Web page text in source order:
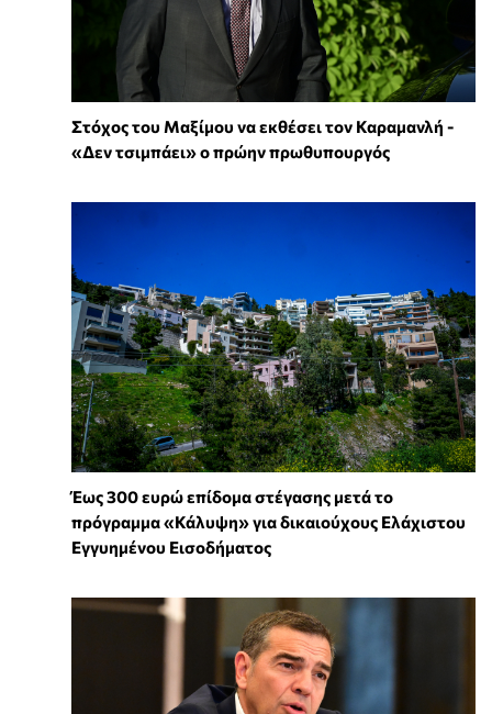
Στόχος του Μαξίμου να εκθέσει τον Καραμανλή -
«Δεν τσιμπάει» ο πρώην πρωθυπουργός
Έως 300 ευρώ επίδομα στέγασης μετά το
πρόγραμμα «Κάλυψη» για δικαιούχους Ελάχιστου
Εγγυημένου Εισοδήματος